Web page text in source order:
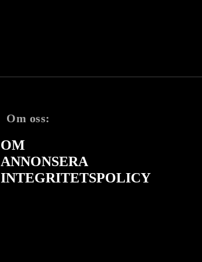
Om oss:
OM
ANNONSERA
INTEGRITETSPOLICY